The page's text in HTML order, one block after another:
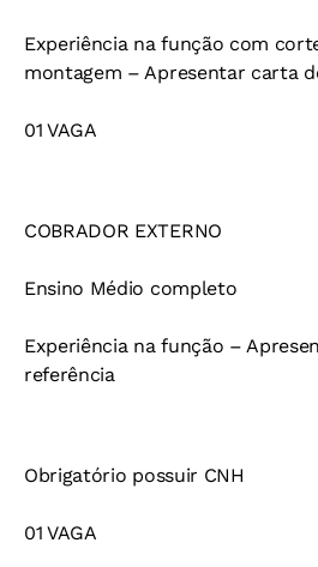
Experiência na função com
montagem – Apresentar carta
01 VAGA
COBRADOR EXTERNO
Ensino Médio completo
Experiência na função –
referência
Obrigatório possuir CNH
01 VAGA